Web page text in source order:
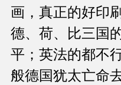
画，真正的好印
德、荷、比三国
平；英法的都不
般德国犹太亡命